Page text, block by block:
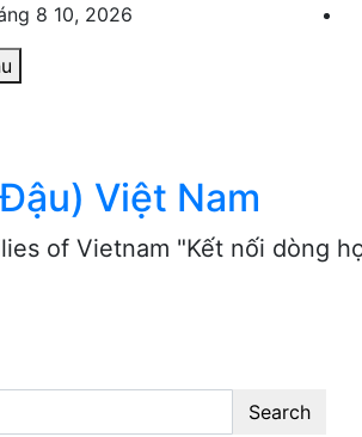
8 10, 2026
Việt Nam
of Vietnam "Kết nối dòng
Search